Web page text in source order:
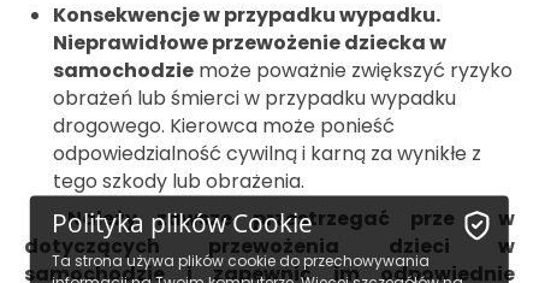
Konsekwencje w przypadku wypadku.
Nieprawidłowe przewożenie dziecka w
samochodzie może poważnie zwiększyć ryzyko
obrażeń lub śmierci w przypadku wypadku
drogowego. Kierowca może ponieść
odpowiedzialność cywilną i karną za wynikłe z
tego szkody lub obrażenia.
Należy zawsze przestrzegać przepisów
dotyczących przewożenia dzieci w
samochodzie i zapewnić im odpowiednie
Polityka plików Cookie
Ta strona używa plików cookie do przechowywania